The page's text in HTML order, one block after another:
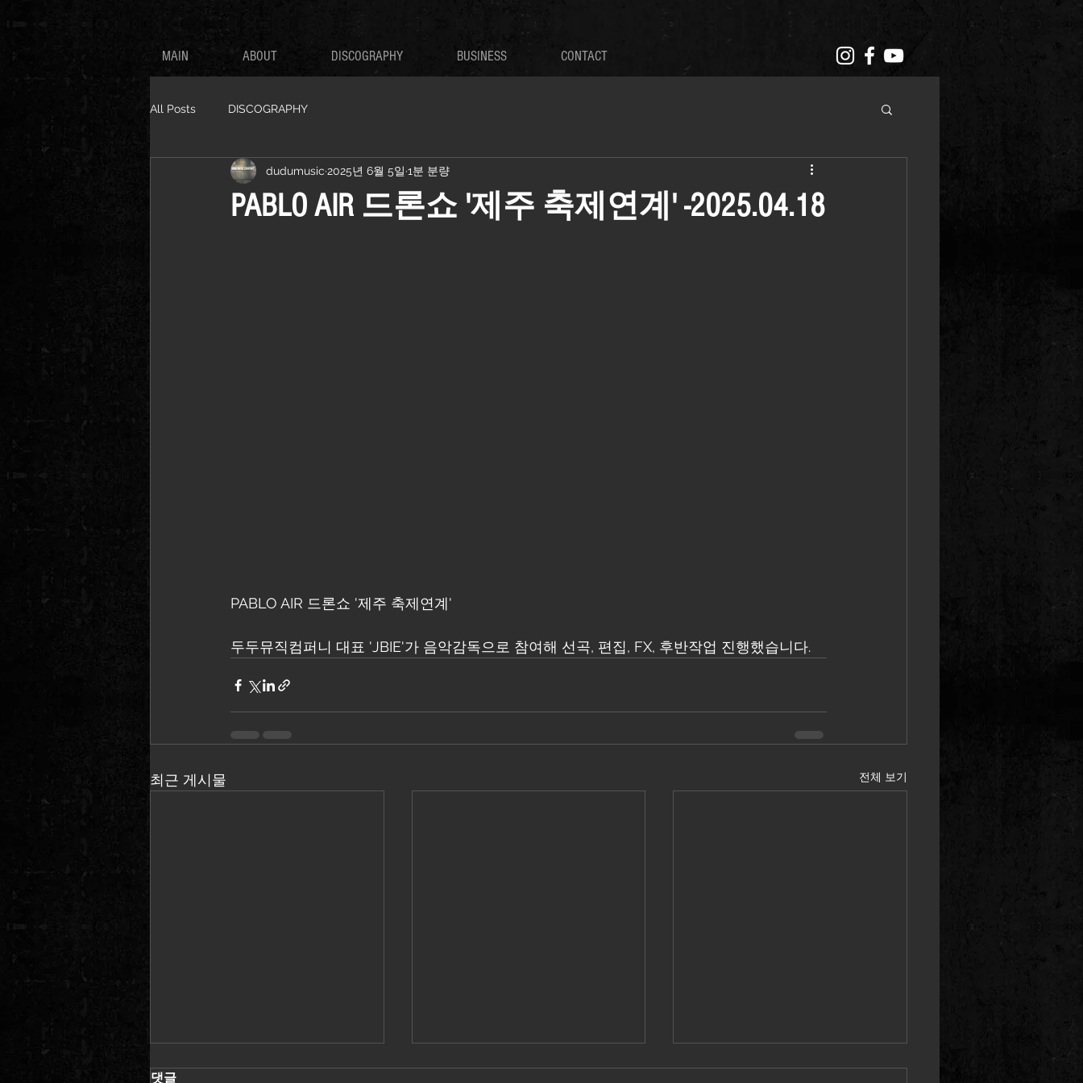
MAIN ABOUT DISCOGRAPHY BUSINESS CONTACT
All Posts DISCOGRAPHY
PABLO AIR 드론쇼 '제주 축제연계' -2025.04.18
dudumusic 2025년 6월 5일 1분 분량
PABLO AIR 드론쇼 '제주 축제연계'
두두뮤직컴퍼니 대표 'JBIE'가 음악감독으로 참여해 선곡, 편집, FX, 후반작업 진행했습니다.
최근 게시물 전체 보기
댓글